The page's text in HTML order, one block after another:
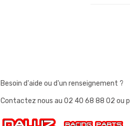
Besoin d'aide ou d'un renseignement ?
Contactez nous au 02 40 68 88 02 ou